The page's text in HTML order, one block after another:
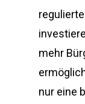
mehr
nur eine